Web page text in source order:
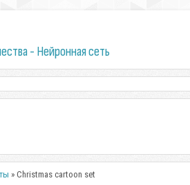
- Нейронная сеть
» Christmas cartoon set